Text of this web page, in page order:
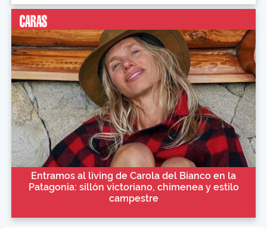
Entramos al living de Carola del Bianco en la
Patagonia: sillón victoriano, chimenea y estilo
campestre